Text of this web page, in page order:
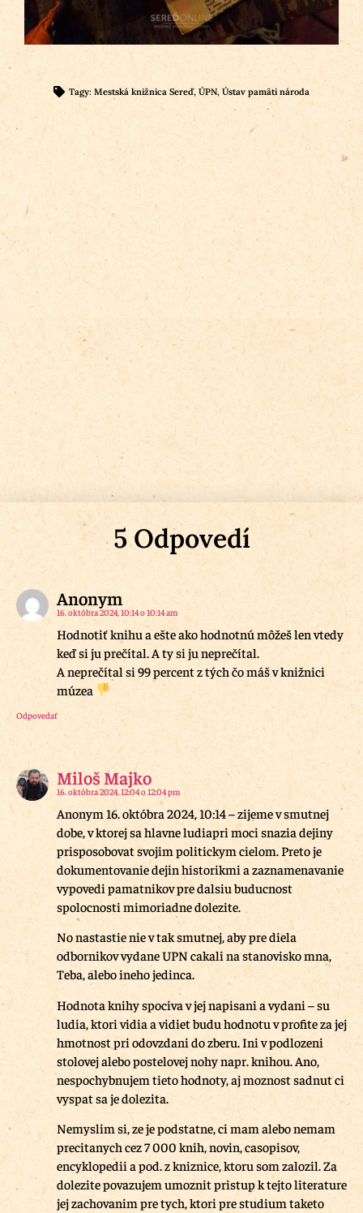
Tagy: Mestská knižnica Sereď, ÚPN, Ústav pamäti národa
5 Odpovedí
Anonym
16. októbra 2024, 10:14 o 10:14 am
Hodnotiť knihu a ešte ako hodnotnú môžeš len vtedy
keď si ju prečítal. A ty si ju neprečítal.
A neprečítal si 99 percent z tých čo máš v knižnici
múzea
Odpovedať
Miloš Majko
16. októbra 2024, 12:04 o 12:04 pm
Anonym 16. októbra 2024, 10:14 – zijeme v smutnej
dobe, v ktorej sa hlavne ludiapri moci snazia dejiny
prisposobovat svojim politickym cielom. Preto je
dokumentovanie dejin historikmi a zaznamenavanie
vypovedi pamatnikov pre dalsiu buducnost
spolocnosti mimoriadne dolezite.
No nastastie nie v tak smutnej, aby pre diela
odbornikov vydane UPN cakali na stanovisko mna,
Teba, alebo ineho jedinca.
Hodnota knihy spociva v jej napisani a vydani – su
ludia, ktori vidia a vidiet budu hodnotu v profite za jej
hmotnost pri odovzdani do zberu. Ini v podlozeni
stolovej alebo postelovej nohy napr. knihou. Ano,
nespochybnujem tieto hodnoty, aj moznost sadnut ci
vyspat sa je dolezita.
Nemyslim si, ze je podstatne, ci mam alebo nemam
precitanych cez 7 000 knih, novin, casopisov,
encyklopedii a pod. z kniznice, ktoru som zalozil. Za
dolezite povazujem umoznit pristup k tejto literature
jej zachovanim pre tych, ktori pre studium taketo